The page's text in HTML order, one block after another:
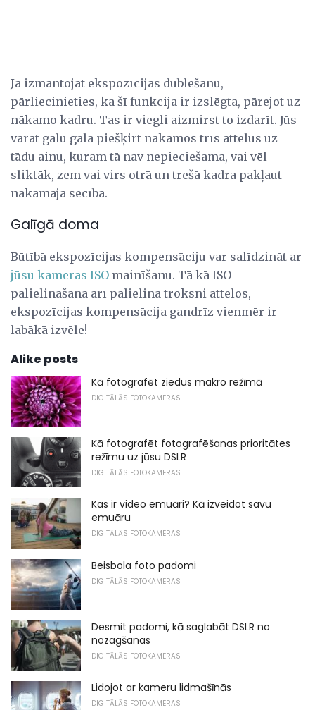
Ja izmantojat ekspozīcijas dublēšanu,
pārliecinieties, ka šī funkcija ir izslēgta, pārejot uz
nākamo kadru. Tas ir viegli aizmirst to izdarīt. Jūs
varat galu galā piešķirt nākamos trīs attēlus uz
tādu ainu, kuram tā nav nepieciešama, vai vēl
sliktāk, zem vai virs otrā un trešā kadra pakļaut
nākamajā secībā.
Galīgā doma
Būtībā ekspozīcijas kompensāciju var salīdzināt ar
jūsu kameras ISO mainīšanu. Tā kā ISO
palielināšana arī palielina troksni attēlos,
ekspozīcijas kompensācija gandrīz vienmēr ir
labākā izvēle!
Alike posts
Kā fotografēt ziedus makro režīmā
DIGITĀLĀS FOTOKAMERAS
Kā fotografēt fotografēšanas prioritātes
režīmu uz jūsu DSLR
DIGITĀLĀS FOTOKAMERAS
Kas ir video emuāri? Kā izveidot savu
emuāru
DIGITĀLĀS FOTOKAMERAS
Beisbola foto padomi
DIGITĀLĀS FOTOKAMERAS
Desmit padomi, kā saglabāt DSLR no
nozagšanas
DIGITĀLĀS FOTOKAMERAS
Lidojot ar kameru lidmašīnās
DIGITĀLĀS FOTOKAMERAS